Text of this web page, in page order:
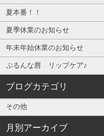
夏本番！！
夏季休業のお知らせ
年末年始休業のお知らせ
ぷるんな唇 リップケア♪
ブログカテゴリ
その他
月別アーカイブ